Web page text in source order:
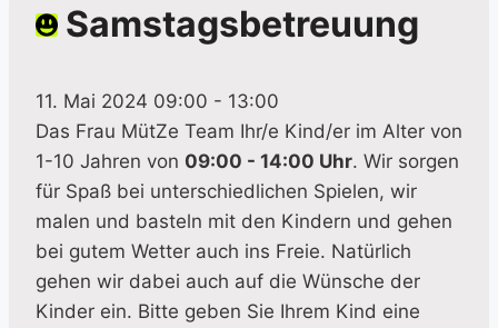
Samstagsbetreuung
11. Mai 2024 09:00 - 13:00
Das Frau MütZe Team Ihr/e Kind/er im Alter von
1-10 Jahren von 09:00 - 14:00 Uhr. Wir sorgen
für Spaß bei unterschiedlichen Spielen, wir
malen und basteln mit den Kindern und gehen
bei gutem Wetter auch ins Freie. Natürlich
gehen wir dabei auch auf die Wünsche der
Kinder ein. Bitte geben Sie Ihrem Kind eine